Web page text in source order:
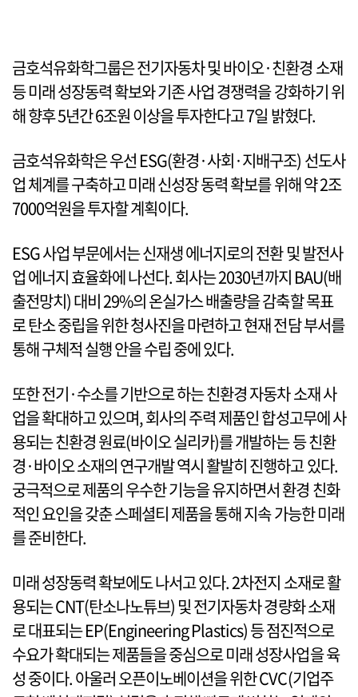
금호석유화학그룹은 전기자동차 및 바이오·친환경 소재
등 미래 성장동력 확보와 기존 사업 경쟁력을 강화하기 위
해 향후 5년간 6조원 이상을 투자한다고 7일 밝혔다.
금호석유화학은 우선 ESG(환경·사회·지배구조) 선도사
업 체계를 구축하고 미래 신성장 동력 확보를 위해 약 2조
7000억원을 투자할 계획이다.
ESG 사업 부문에서는 신재생 에너지로의 전환 및 발전사
업 에너지 효율화에 나선다. 회사는 2030년까지 BAU(배
출전망치) 대비 29%의 온실가스 배출량을 감축할 목표
로 탄소 중립을 위한 청사진을 마련하고 현재 전담 부서를
통해 구체적 실행 안을 수립 중에 있다.
또한 전기·수소를 기반으로 하는 친환경 자동차 소재 사
업을 확대하고 있으며, 회사의 주력 제품인 합성고무에 사
용되는 친환경 원료(바이오 실리카)를 개발하는 등 친환
경·바이오 소재의 연구개발 역시 활발히 진행하고 있다.
궁극적으로 제품의 우수한 기능을 유지하면서 환경 친화
적인 요인을 갖춘 스페셜티 제품을 통해 지속 가능한 미래
를 준비한다.
미래 성장동력 확보에도 나서고 있다. 2차전지 소재로 활
용되는 CNT(탄소나노튜브) 및 전기자동차 경량화 소재
로 대표되는 EP(Engineering Plastics) 등 점진적으로
수요가 확대되는 제품들을 중심으로 미래 성장사업을 육
성 중이다. 아울러 오픈이노베이션을 위한 CVC(기업주